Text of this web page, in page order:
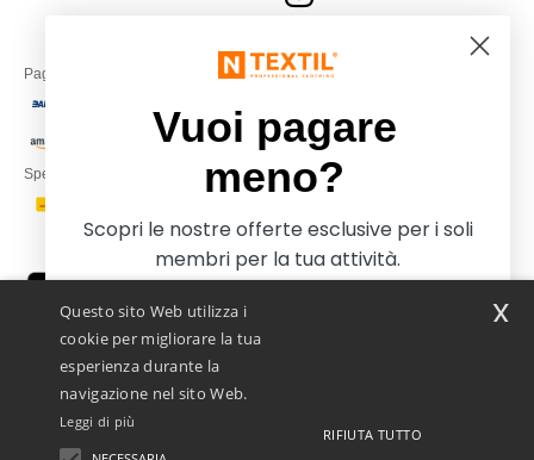
Paga con
Spediamo con
Netenders Italy SRL — Registered office GALLERIA DEL CORSO 1 -
Questo sito Web utilizza i
cookie per migliorare la tua
esperienza durante la
navigazione nel sito Web.
Leggi di più
RIFIUTA TUTTO
x
Vuoi pagare
meno?
Scopri le nostre offerte esclusive per i soli
membri per la tua attività.